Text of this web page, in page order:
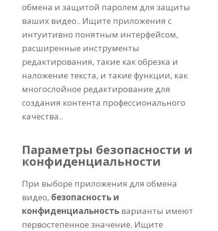
обмена и защитой паролем для защиты
ваших видео.. Ищите приложения с
интуитивно понятным интерфейсом,
расширенные инструменты
редактирования, такие как обрезка и
наложение текста, и такие функции, как
многослойное редактирование для
создания контента профессионального
качества..
Параметры безопасности и
конфиденциальности
При выборе приложения для обмена
видео, безопасность и
конфиденциальность варианты имеют
первостепенное значение. Ищите